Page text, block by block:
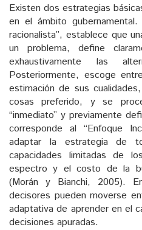
Existen dos estrategias
en el ámbito
racionalista”, establece que
un problema, define
exhaustivamente las
Posteriormente, escoge
estimación de sus
cosas preferido, y se
“inmediato” y previamente
corresponde al “Enfoque
adaptar la estrategia de
capacidades limitadas de
espectro y el costo de la
(Morán y Bianchi, 2005).
decisores pueden moverse
adaptativa de aprender en el
decisiones apuradas.